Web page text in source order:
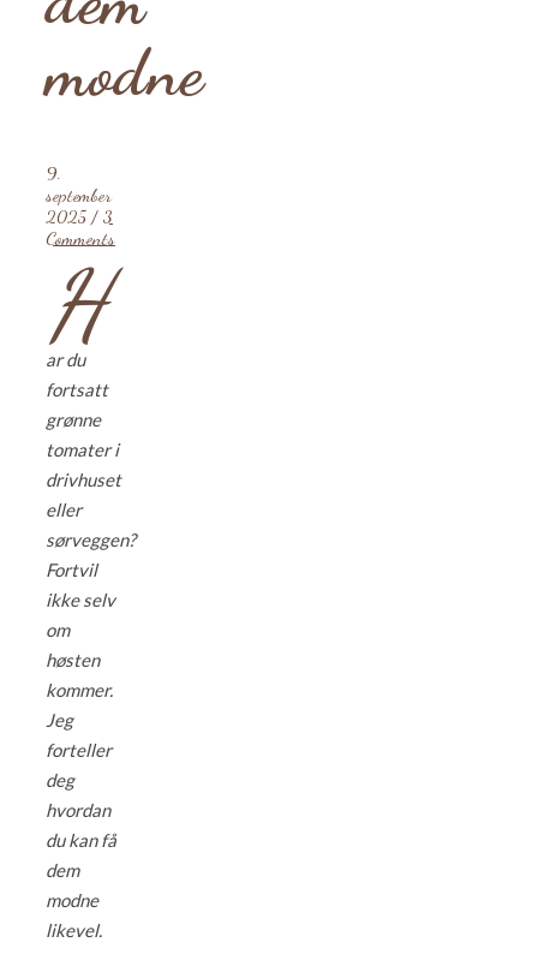
modne
9.
september
2025 / 3
Comments
H
ar du
fortsatt
grønne
tomater i
drivhuset
eller
sørveggen?
Fortvil
ikke selv
om
høsten
kommer.
Jeg
forteller
deg
hvordan
du kan få
dem
modne
likevel.